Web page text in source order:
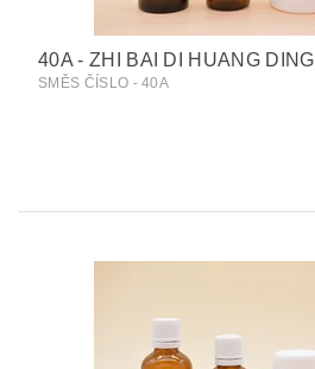
40A - ZHI BAI DI HUANG DING
SMĚS ČÍSLO - 40A